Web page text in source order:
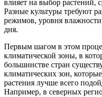
влияет на выбор растений,
Разные культуры требуют
режимов, уровня
дня.
Первым шагом в этом
климатической зоны, в
большинстве стран
климатических зон,
растения лучше всего
Например, в северных